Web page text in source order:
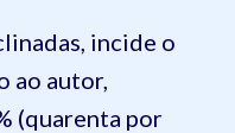
incide o
ao autor,
(quarenta por